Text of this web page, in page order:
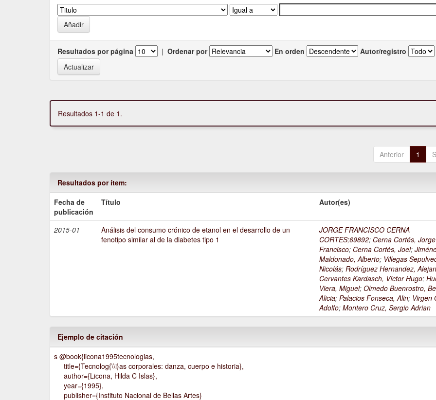
Resultados por página | Ordenar por En orden Autor/registro
Resultados 1-1 de 1.
Anterior 1
Resultados por ítem:
Fecha de
publicación
Título Autor(es)
2015-01
Análisis del consumo crónico de etanol en el desarrollo de un
fenotipo similar al de la diabetes tipo 1
JORGE FRANCISCO CERNA
CORTES;69892; Cerna Cortés, Jorge
Francisco; Cerna Cortés, Joel;
Maldonado, Alberto; Villegas
Nicolás;Rodríguez Hernandez,
Cervantes Kardasch, Víctor Hugo;
Viera, Miguel;Olmedo Buenrostro,
Alicia;Palacios Fonseca, Alin; Virgen
Adolfo;Montero Cruz, Sergio Adrian
Ejemplo de citación
s @book{licona1995tecnologias,
title={Tecnolog{\\i}as corporales: danza, cuerpo e historia},
author={Licona, Hilda C Islas},
year={1995},
publisher={Instituto Nacional de Bellas Artes}